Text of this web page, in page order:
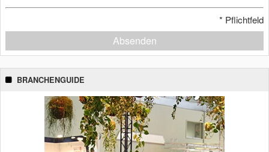
* Pflichtfeld
Absenden
BRANCHENGUIDE